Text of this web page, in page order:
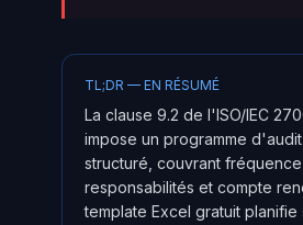
TL;DR — EN RÉSUMÉ
La clause 9.2 de l'ISO/IEC
impose un programme
structuré, couvrant
responsabilités et compte
template Excel gratuit planifie